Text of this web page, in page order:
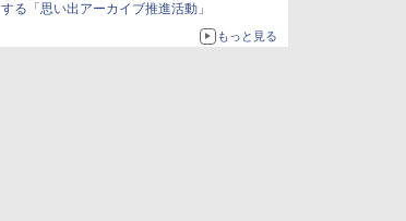
する「思い出アーカイブ推進活動」
もっと見る